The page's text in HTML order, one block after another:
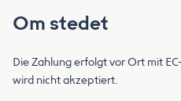
Om stedet
Die Zahlung erfolgt vor Ort mit
wird nicht akzeptiert.